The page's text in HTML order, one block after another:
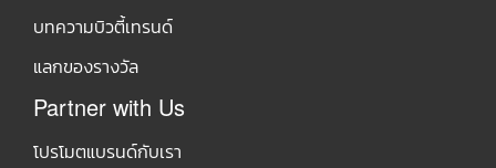
บทความบิวตี้เทรนด์
แลกของรางวัล
Partner with Us
โปรโมตแบรนด์กับเรา